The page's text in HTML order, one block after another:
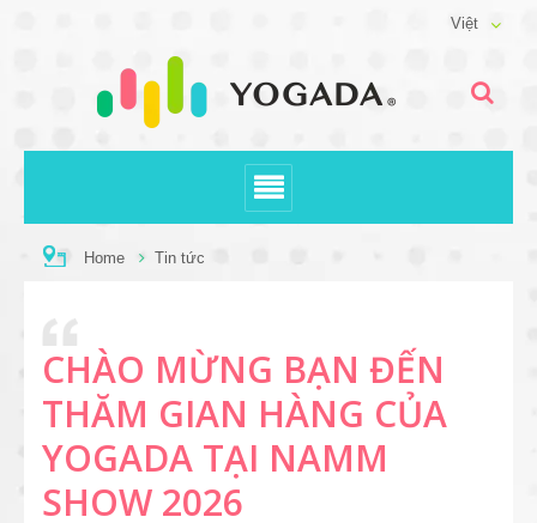
Việt
Home Tin tức
CHÀO MỪNG BẠN ĐẾN
THĂM GIAN HÀNG CỦA
YOGADA TẠI NAMM
SHOW 2026